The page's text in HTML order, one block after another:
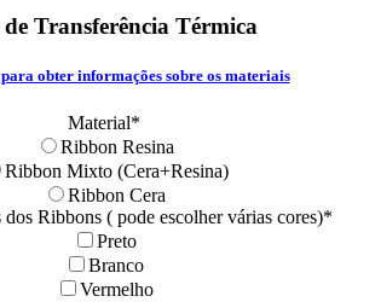
Transferência Térmica
obter informações sobre os materiais
Material*
Ribbon Resina
Ribbon Mixto (Cera+Resina)
Ribbon Cera
dos Ribbons ( pode escolher várias cores)*
Preto
Branco
Vermelho